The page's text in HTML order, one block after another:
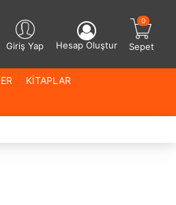
Sepet
0
Giriş Yap Hesap Oluştur
KİTAPLAR